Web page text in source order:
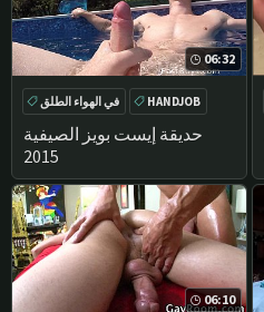
06:32
حديقة إيست بويز الصيفية
2015
في الهواء الطلق
HANDJOB
بركة
06:10